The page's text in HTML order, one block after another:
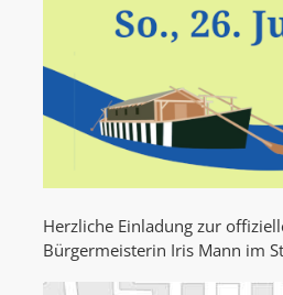
Herzliche Einladung zur
Bürgermeisterin Iris Mann im